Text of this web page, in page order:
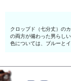
クロップド（七分丈）の
の両方が備わった男らし
色については、ブルーと